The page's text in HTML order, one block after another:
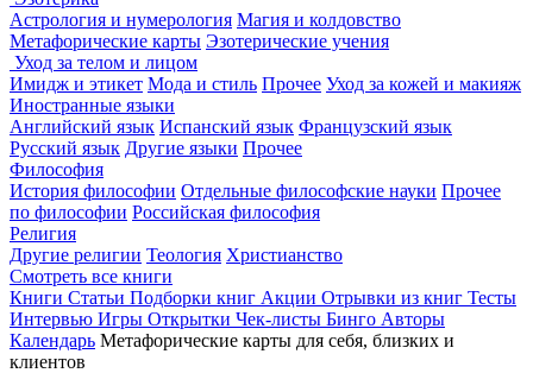
Астрология и нумерология Магия и колдовство
Метафорические карты Эзотерические учения
Уход за телом и лицом
Имидж и этикет Мода и стиль Прочее Уход за кожей и макияж
Иностранные языки
Английский язык Испанский язык Французский язык
Русский язык Другие языки Прочее
Философия
История философии Отдельные философские науки Прочее
по философии Российская философия
Религия
Другие религии Теология Христианство
Смотреть все книги
Книги Статьи Подборки книг Акции Отрывки из книг Тесты
Интервью Игры Открытки Чек-листы Бинго Авторы
Календарь Метафорические карты для себя, близких и
клиентов